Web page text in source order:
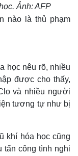
Ảnh: AFP
nào là thủ phạm
học nêu rõ, nhiều
được cho thấy,
và nhiều người
tương tự như bị
khí hóa học cũng
tấn công tình nghi